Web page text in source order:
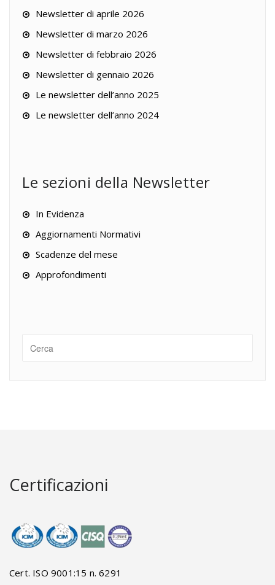
Newsletter di aprile 2026
Newsletter di marzo 2026
Newsletter di febbraio 2026
Newsletter di gennaio 2026
Le newsletter dell’anno 2025
Le newsletter dell’anno 2024
Le sezioni della Newsletter
In Evidenza
Aggiornamenti Normativi
Scadenze del mese
Approfondimenti
Certificazioni
Cert. ISO 9001:15 n. 6291